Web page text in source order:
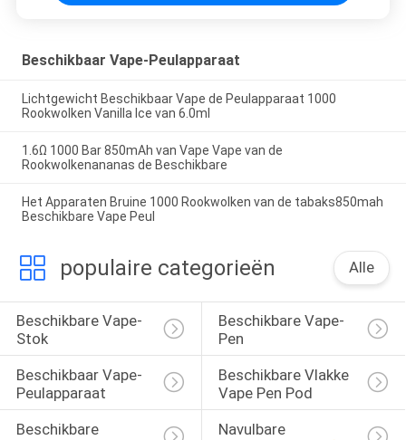
Beschikbaar Vape-Peulapparaat
Lichtgewicht Beschikbaar Vape de Peulapparaat 1000
Rookwolken Vanilla Ice van 6.0ml
1.6Ω 1000 Bar 850mAh van Vape Vape van de
Rookwolkenananas de Beschikbare
Het Apparaten Bruine 1000 Rookwolken van de tabaks850mah
Beschikbare Vape Peul
populaire categorieën Alle
Beschikbare Vape-
Stok
Beschikbare Vape-
Pen
Beschikbaar Vape-
Peulapparaat
Beschikbare Vlakke
Vape Pen Pod
Beschikbare
Navulbare